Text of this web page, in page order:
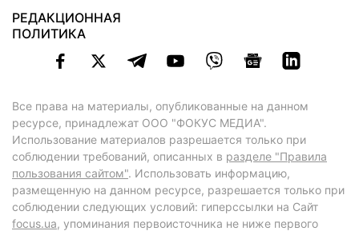
РЕДАКЦИОННАЯ
ПОЛИТИКА
Все права на материалы, опубликованные на данном
ресурсе, принадлежат ООО "ФОКУС МЕДИА".
Использование материалов разрешается только при
соблюдении требований, описанных в разделе "Правила
пользования сайтом". Использовать информацию,
размещенную на данном ресурсе, разрешается только при
соблюдении следующих условий: гиперссылки на Сайт
focus.ua, упоминания первоисточника не ниже первого